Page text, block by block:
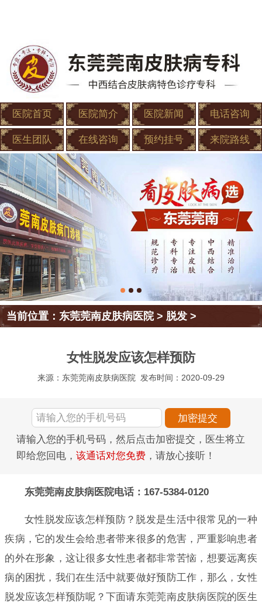
医院首页 医院简介 医院新闻 电话咨询
医生团队 在线咨询 预约挂号 来院路线
当前位置：东莞莞南皮肤病医院> 脱发 >
女性脱发应该怎样预防
来源：东莞莞南皮肤病医院 发布时间：2020-09-29
请输入您的手机号码，然后点击加密提交，医生将立
即给您回电， 该通话对您免费 ，请放心接听！
东莞莞南皮肤病医院电话：167-5384-0120
女性脱发应该怎样预防？脱发是生活中很常见的一种
疾病，它的发生会给患者带来很多的危害，严重影响患者
的外在形象，这让很多女性患者都非常苦恼，想要远离疾
病的困扰，我们在生活中就要做好预防工作，那么，女性
脱发应该怎样预防呢？下面请东莞莞南皮肤病医院的医生